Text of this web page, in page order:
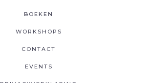
BOEKEN
WORKSHOPS
CONTACT
EVENTS